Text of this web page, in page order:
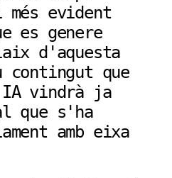
més evident
es genere
d'aquesta
contingut que
vindrà ja
que s'ha
amb eixa